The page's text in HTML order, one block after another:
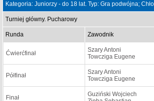
Kategoria: Juniorzy - do 18 lat. Typ: Gra podwójna;
Turniej główny. Pucharowy
Runda Zawodnik
Ćwierćfinał
Szary Antoni
Towcziga Eugene
Półfinał
Szary Antoni
Towcziga Eugene
Finał
Guziński Wojciech